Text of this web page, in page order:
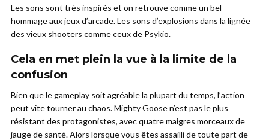
Les sons sont très inspirés et on retrouve comme un bel
hommage aux jeux d’arcade. Les sons d’explosions dans la lignée
des vieux shooters comme ceux de Psykio.
Cela en met plein la vue à la limite de la
confusion
Bien que le gameplay soit agréable la plupart du temps, l’action
peut vite tourner au chaos. Mighty Goose n’est pas le plus
résistant des protagonistes, avec quatre maigres morceaux de
jauge de santé. Alors lorsque vous êtes assailli de toute part de